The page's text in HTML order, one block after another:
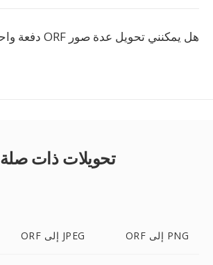
هل يمكنني تحويل عدة صور ORF دفعة واحدة؟
تحويلات ذات صلة
ORF إلى JPEG ORF إلى PNG